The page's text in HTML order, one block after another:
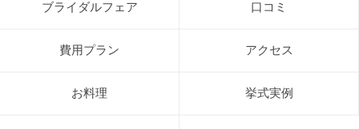
ブライダルフェア 口コミ
費用プラン アクセス
お料理 挙式実例